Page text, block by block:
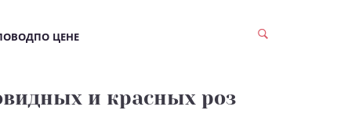
ПО ЦЕНЕ
и красных роз